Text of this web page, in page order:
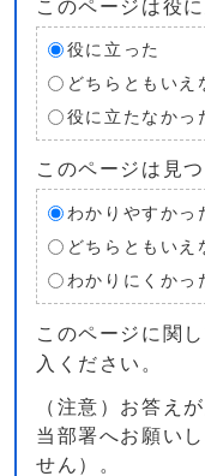
このページは役
役に立った
どちらともいえ
役に立たなかっ
このページは見
わかりやすかっ
どちらともいえ
わかりにくかっ
このページに関
入ください。
（注意）お答え
当部署へお願い
せん）。